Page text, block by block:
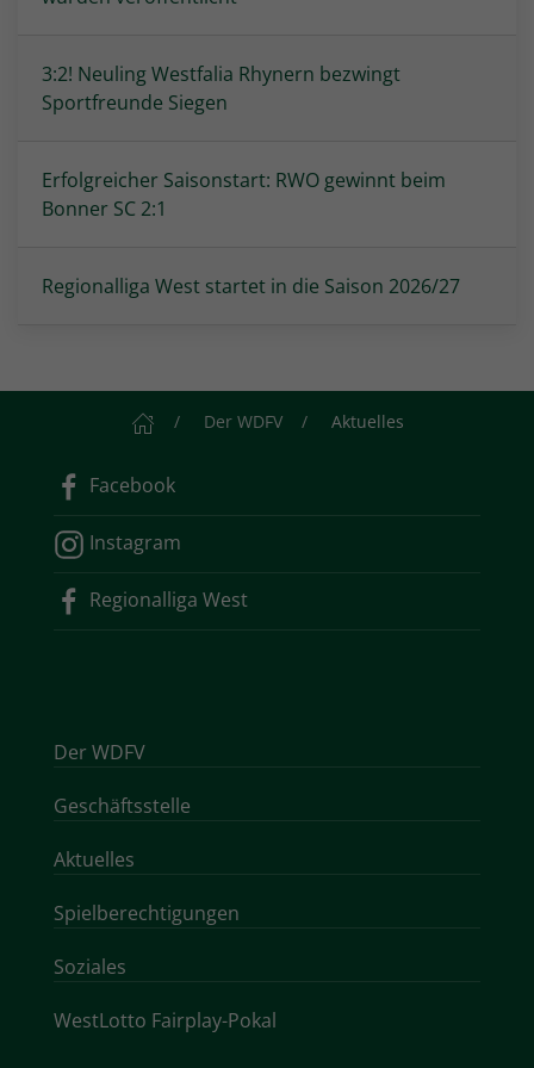
3:2! Neuling Westfalia Rhynern bezwingt
Sportfreunde Siegen
Erfolgreicher Saisonstart: RWO gewinnt beim
Bonner SC 2:1
Regionalliga West startet in die Saison 2026/27
StartseiteDer WDFV Aktuelles
Facebook
Instagram
Regionalliga West
Der WDFV
Geschäftsstelle
Aktuelles
Spielberechtigungen
Soziales
WestLotto Fairplay-Pokal